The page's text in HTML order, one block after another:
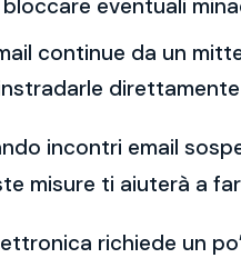
eventuali
continue da un
incontri email
misure ti aiuterà a
richiede un